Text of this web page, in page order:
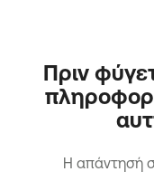
Πριν
H απάντησή